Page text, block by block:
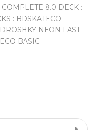
8.0 DECK :
: BDSKATECO
NEON LAST
BASIC